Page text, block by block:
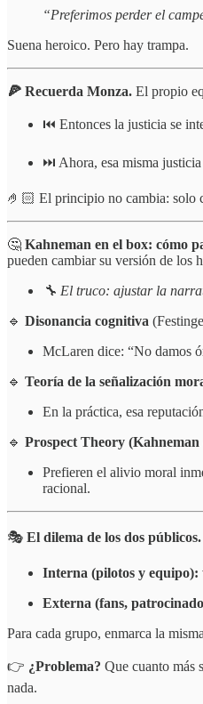
“Preferimos perder el
Suena heroico. Pero hay trampa.
🍕 Recuerda Monza. El propio
⏮️ Entonces la justicia se
⏭️ Ahora, esa misma
🤌🏻 El principio no cambia: solo
🤔 Kahneman en el box: cómo
pueden cambiar su versión de los
🔧 El truco: ajustar la
🔹 Disonancia cognitiva
McLaren dice: “No damos
🔹 Teoría de la señalización
En la práctica, esa
🔹 Prospect Theory
Prefieren el alivio moral
racional.
🎭 El dilema de los dos públicos.
Interna (pilotos y equipo):
Externa (fans,
Para cada grupo, enmarca la
👉 ¿Problema? Que cuanto más
nada.